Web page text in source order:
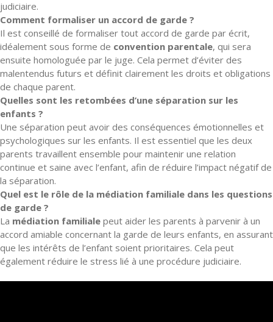
judiciaire.
Comment formaliser un accord de garde ?
Il est conseillé de formaliser tout accord de garde par écrit,
idéalement sous forme de convention parentale, qui sera
ensuite homologuée par le juge. Cela permet d’éviter des
malentendus futurs et définit clairement les droits et obligations
de chaque parent.
Quelles sont les retombées d’une séparation sur les
enfants ?
Une séparation peut avoir des conséquences émotionnelles et
psychologiques sur les enfants. Il est essentiel que les deux
parents travaillent ensemble pour maintenir une relation
continue et saine avec l’enfant, afin de réduire l’impact négatif de
la séparation.
Quel est le rôle de la médiation familiale dans les questions
de garde ?
La médiation familiale peut aider les parents à parvenir à un
accord amiable concernant la garde de leurs enfants, en assurant
que les intérêts de l’enfant soient prioritaires. Cela peut
également réduire le stress lié à une procédure judiciaire.